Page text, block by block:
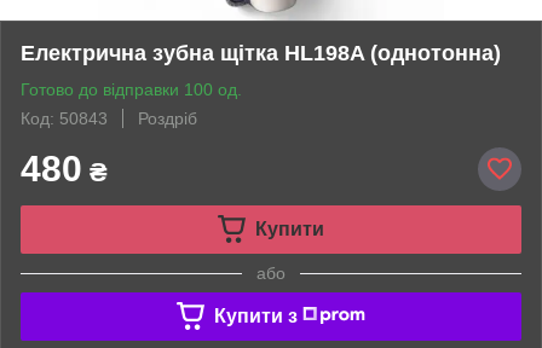
Електрична зубна щітка HL198A (однотонна)
Готово до відправки 100 од.
Код: 50843
Роздріб
480 ₴
Купити
або
Купити з